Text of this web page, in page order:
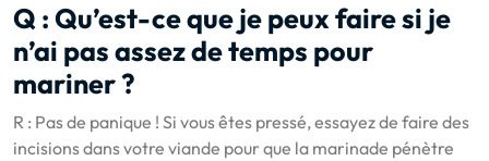
Q : Qu’est-ce que je peux faire si je
n’ai pas assez de temps pour
mariner ?
R : Pas de panique ! Si vous êtes pressé, essayez de faire des
incisions dans votre viande pour que la marinade pénètre